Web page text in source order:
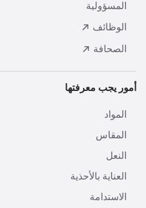
المسؤولية
الوظائف
الصحافة
أمور يجب معرفتها
المواد
المقاس
النعل
العناية بالأحذية
الاستدامة